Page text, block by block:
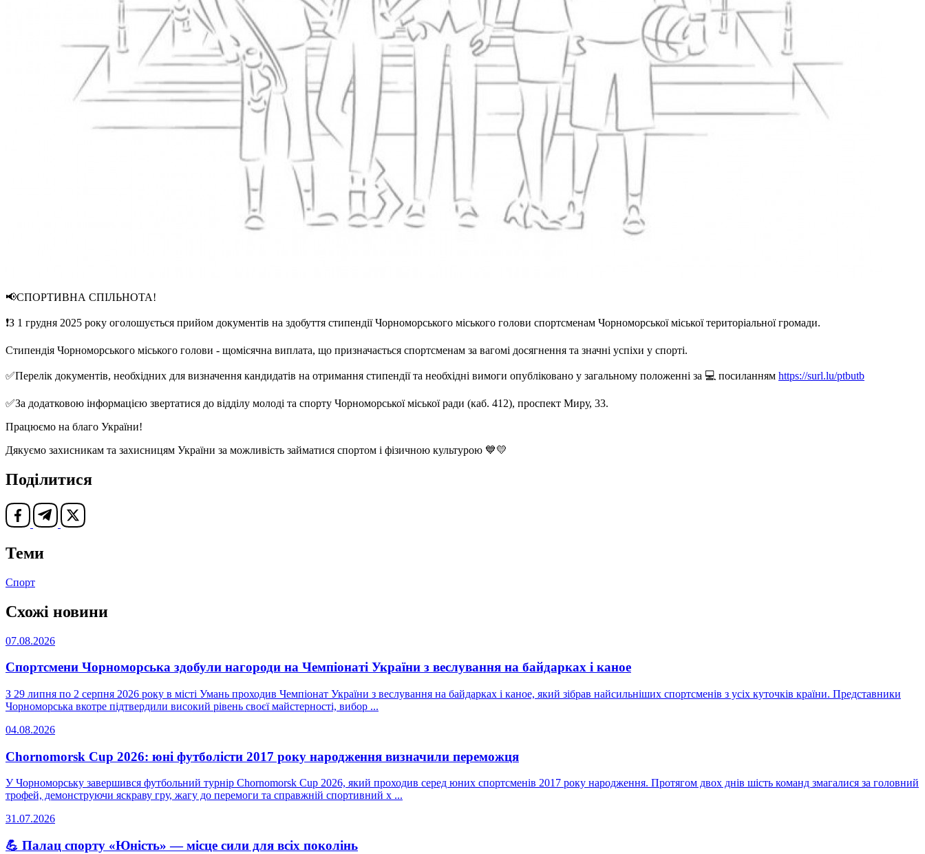
📢СПОРТИВНА СПІЛЬНОТА!
❗️З 1 грудня 2025 року оголошується прийом документів на здобуття стипендії Чорноморського міського голови спортсменам Чорноморської міської територіальної громади.
Стипендія Чорноморського міського голови - щомісячна виплата, що призначається спортсменам за вагомі досягнення та значні успіхи у спорті.
✅️Перелік документів, необхідних для визначення кандидатів на отримання стипендії та необхідні вимоги опубліковано у загальному положенні за 💻 посиланням https://surl.lu/ptbutb
✅️За додатковою інформацією звертатися до відділу молоді та спорту Чорноморської міської ради (каб. 412), проспект Миру, 33.
Працюємо на благо України!
Дякуємо захисникам та захисницям України за можливість займатися спортом і фізичною культурою 💙💛
Поділитися
Теми
Спорт
Схожі новини
07.08.2026
Спортсмени Чорноморська здобули нагороди на Чемпіонаті України з веслування на байдарках і каное
З 29 липня по 2 серпня 2026 року в місті Умань проходив Чемпіонат України з веслування на байдарках і каное, який зібрав найсильніших спортсменів з усіх куточків країни. Представники
Чорноморська вкотре підтвердили високий рівень своєї майстерності, вибор ...
04.08.2026
Chornomorsk Cup 2026: юні футболісти 2017 року народження визначили переможця
У Чорноморську завершився футбольний турнір Chornomorsk Cup 2026, який проходив серед юних спортсменів 2017 року народження. Протягом двох днів шість команд змагалися за головний
трофей, демонструючи яскраву гру, жагу до перемоги та справжній спортивний х ...
31.07.2026
💪 Палац спорту «Юність» — місце сили для всіх поколінь